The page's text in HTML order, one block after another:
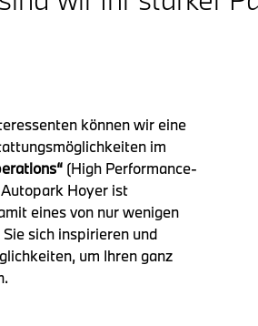
können wir eine
im
(High Performance-
Hoyer ist
eines von nur wenigen
sich inspirieren und
um Ihren ganz